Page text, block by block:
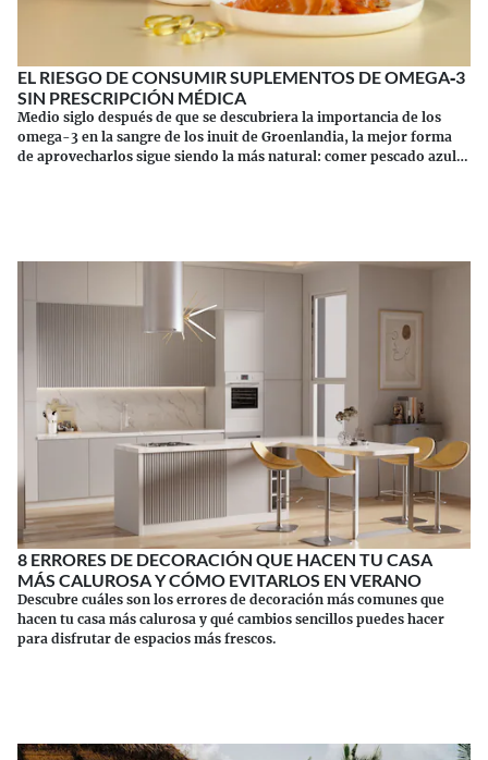
EL RIESGO DE CONSUMIR SUPLEMENTOS DE OMEGA‑3
SIN PRESCRIPCIÓN MÉDICA
Medio siglo después de que se descubriera la importancia de los
omega-3 en la sangre de los inuit de Groenlandia, la mejor forma
de aprovecharlos sigue siendo la más natural: comer pescado azul.
8 ERRORES DE DECORACIÓN QUE HACEN TU CASA
MÁS CALUROSA Y CÓMO EVITARLOS EN VERANO
Descubre cuáles son los errores de decoración más comunes que
hacen tu casa más calurosa y qué cambios sencillos puedes hacer
para disfrutar de espacios más frescos.